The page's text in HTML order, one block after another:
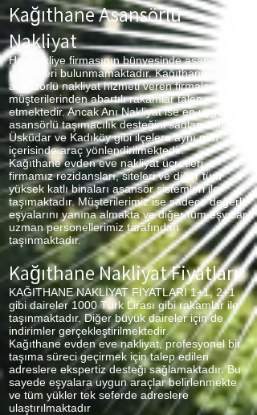
Kağıthane Asansörlü
Nakliyat
Her nakliye firmasının bünyesinde asansör
sistemleri bulunmamaktadır. Kağıthane
asansörlü nakliyat hizmeti veren firmalarda
müşterilerinden abartılı rakamlar talep
etmektedir. Ancak Anı Nakliyat ise en uygun
asansörlü taşımacılık desteğini sağlamaktadır.
Üsküdar ve Kadıköy gibi ilçelere aynı gün
içerisinde araç yönlendirilmektedir.
Kağıthaneevden eve nakliyat ücretleri
firmamız rezidansları, siteleri ve diğer tüm
yüksek katlı binaları asansör sistemleri ile
taşımaktadır. Müşterilerimiz ise sadece değerli
eşyalarını yanına almakta ve diğer tüm eşyalar
uzman personellerimiz tarafından
taşınmaktadır.
Kağıthane Nakliyat Fiyatları
KAĞITHANE NAKLİYAT FİYATLARI 1+1, 2+1
gibi daireler 1000 Türk Lirası gibi rakamlar ile
taşınmaktadır. Diğer büyük daireler için de
indirimler gerçekleştirilmektedir.
Kağıthaneevden eve nakliyat, profesyonel bir
taşıma süreci geçirmek için talep edilen
adreslere ekspertiz desteği sağlamaktadır. Bu
sayede eşyalara uygun araçlar belirlenmekte
ve tüm yükler tek seferde adreslere
ulaştırılmaktadır